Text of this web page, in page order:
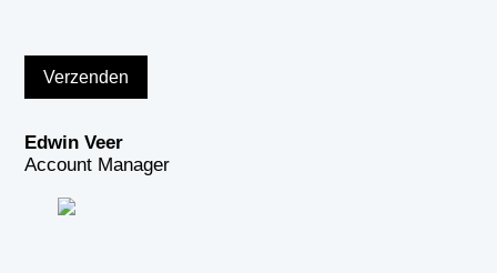
Edwin Veer
Account Manager